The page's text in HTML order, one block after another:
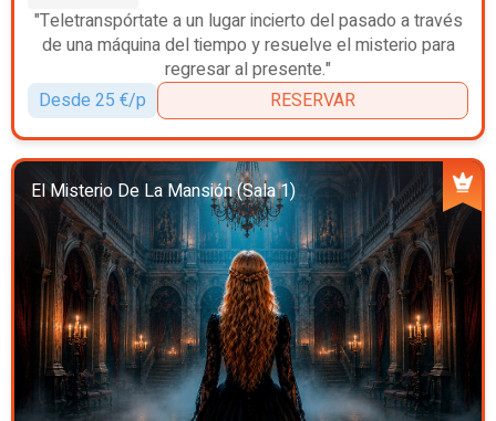
"Teletranspórtate a un lugar incierto del pasado a través
de una máquina del tiempo y resuelve el misterio para
regresar al presente."
Desde 25 €/p
RESERVAR
El Misterio De La Mansión (Sala 1)